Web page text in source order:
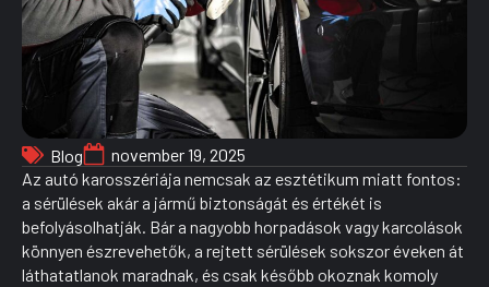
Blog
november 19, 2025
Az autó karosszériája nemcsak az esztétikum miatt fontos:
a sérülések akár a jármű biztonságát és értékét is
befolyásolhatják. Bár a nagyobb horpadások vagy karcolások
könnyen észrevehetők, a rejtett sérülések sokszor éveken át
láthatatlanok maradnak, és csak később okoznak komoly